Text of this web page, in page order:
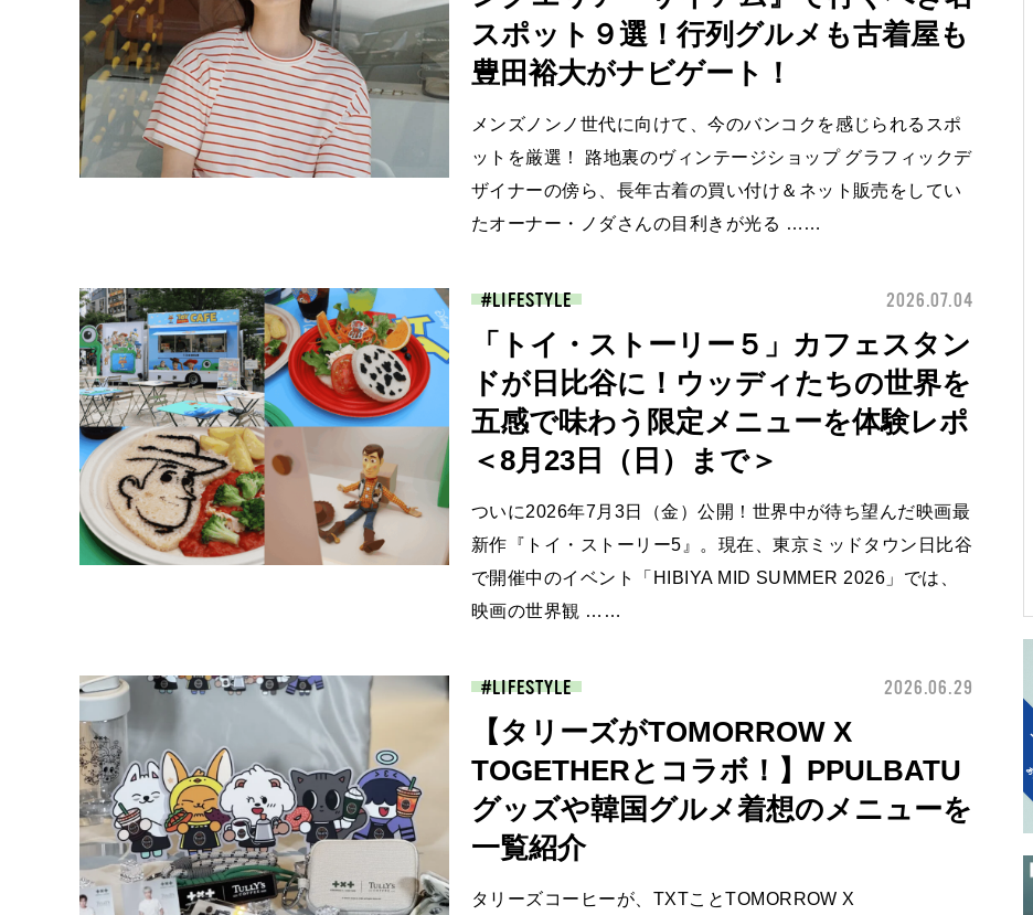
スポット９選！行列グルメも古着屋も
豊田裕大がナビゲート！
メンズノンノ世代に向けて、今のバンコクを感じられるスポ
ットを厳選！ 路地裏のヴィンテージショップ グラフィックデ
ザイナーの傍ら、長年古着の買い付け＆ネット販売をしてい
たオーナー・ノダさんの目利きが光る ……
LIFESTYLE 2026.07.04
「トイ・ストーリー５」カフェスタン
ドが日比谷に！ウッディたちの世界を
五感で味わう限定メニューを体験レポ
＜8月23日（日）まで＞
ついに2026年7月3日（金）公開！世界中が待ち望んだ映画最
新作『トイ・ストーリー5』。現在、東京ミッドタウン日比谷
で開催中のイベント「HIBIYA MID SUMMER 2026」では、
映画の世界観 ……
LIFESTYLE 2026.06.29
【タリーズがTOMORROW X
TOGETHERとコラボ！】PPULBATU
グッズや韓国グルメ着想のメニューを
一覧紹介
タリーズコーヒーが、TXTことTOMORROW X